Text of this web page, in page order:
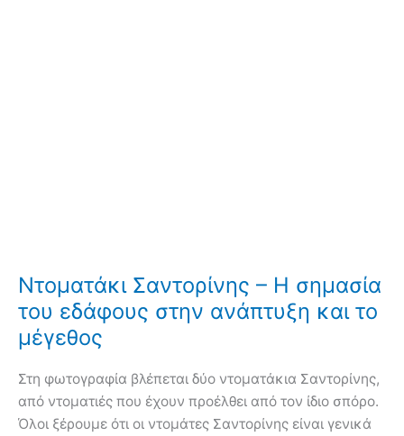
Ντοματάκι Σαντορίνης – Η σημασία
του εδάφους στην ανάπτυξη και το
μέγεθος
Στη φωτογραφία βλέπεται δύο ντοματάκια Σαντορίνης,
από ντοματιές που έχουν προέλθει από τον ίδιο σπόρο.
Όλοι ξέρουμε ότι οι ντομάτες Σαντορίνης είναι γενικά